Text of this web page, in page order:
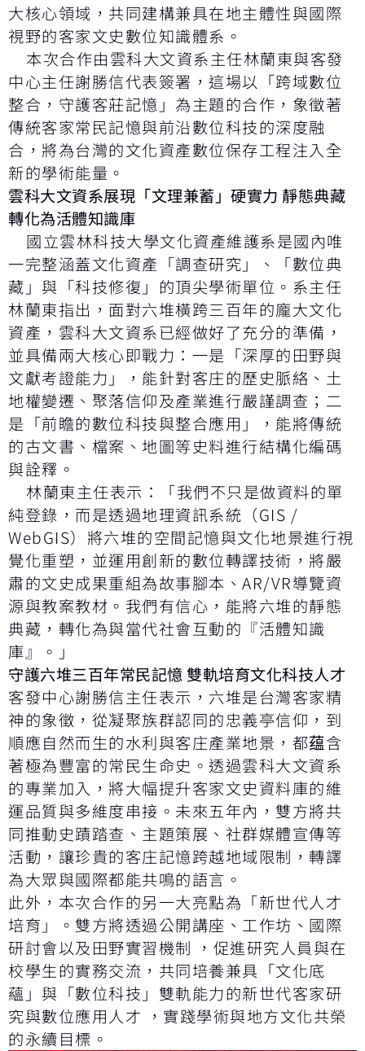
大核心領域，共同建構兼具在地主體性與國際
視野的客家文史數位知識體系。
本次合作由雲科大文資系主任林蘭東與客發
中心主任謝勝信代表簽署，這場以「跨域數位
整合，守護客莊記憶」為主題的合作，象徵著
傳統客家常民記憶與前沿數位科技的深度融
合，將為台灣的文化資產數位保存工程注入全
新的學術能量。
雲科大文資系展現「文理兼蓄」硬實力 靜態典藏
轉化為活體知識庫
國立雲林科技大學文化資產維護系是國內唯
一完整涵蓋文化資產「調查研究」、「數位典
藏」與「科技修復」的頂尖學術單位。系主任
林蘭東指出，面對六堆橫跨三百年的龐大文化
資產，雲科大文資系已經做好了充分的準備，
並具備兩大核心即戰力：一是「深厚的田野與
文獻考證能力」，能針對客庄的歷史脈絡、土
地權變遷、聚落信仰及產業進行嚴謹調查；二
是「前瞻的數位科技與整合應用」，能將傳統
的古文書、檔案、地圖等史料進行結構化編碼
與詮釋。
林蘭東主任表示：「我們不只是做資料的單
純登錄，而是透過地理資訊系統（GIS /
WebGIS）將六堆的空間記憶與文化地景進行視
覺化重塑，並運用創新的數位轉譯技術，將嚴
肅的文史成果重組為故事腳本、AR/VR導覽資
源與教案教材。我們有信心，能將六堆的靜態
典藏，轉化為與當代社會互動的『活體知識
庫』。」
守護六堆三百年常民記憶 雙軌培育文化科技人才
客發中心謝勝信主任表示，六堆是台灣客家精
神的象徵，從凝聚族群認同的忠義亭信仰，到
順應自然而生的水利與客庄產業地景，都蕴含
著極為豐富的常民生命史。透過雲科大文資系
的專業加入，將大幅提升客家文史資料庫的維
運品質與多維度串接。未來五年內，雙方將共
同推動史蹟踏查、主題策展、社群媒體宣傳等
活動，讓珍貴的客庄記憶跨越地域限制，轉譯
為大眾與國際都能共鳴的語言。
此外，本次合作的另一大亮點為「新世代人才
培育」。雙方將透過公開講座、工作坊、國際
研討會以及田野實習機制 ，促進研究人員與在
校學生的實務交流，共同培養兼具「文化底
蘊」與「數位科技」雙軌能力的新世代客家研
究與數位應用人才 ，實踐學術與地方文化共榮
的永續目標。